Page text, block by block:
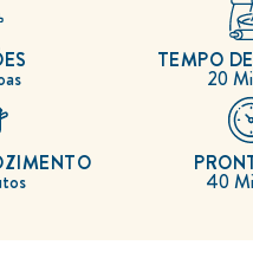
20
TEMPO
40